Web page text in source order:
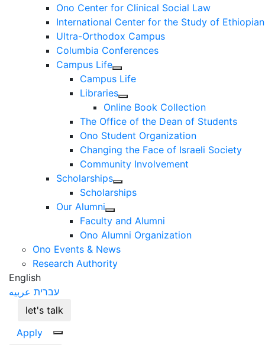
Ono Center for Clinical Social Law
International Center for the Study of
Ultra-Orthodox Campus
Columbia Conferences
Campus Life
Campus Life
Libraries
Online Book Collection
The Office of the Dean of Students
Ono Student Organization
Changing the Face of Israeli Society
Community Involvement
Scholarships
Scholarships
Our Alumni
Faculty and Alumni
Ono Alumni Organization
Ono Events & News
Research Authority
English
עברית عربيه
let's talk
Apply